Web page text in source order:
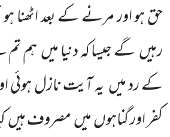
حق ہو اور مرنے کے بعد اٹھنا
رہیںگے جیسا کہ دنیا میںہم
کے رد میںیہ آیت نازل ہوئی
کفر اور گناہوںمیںمصروف ہیں